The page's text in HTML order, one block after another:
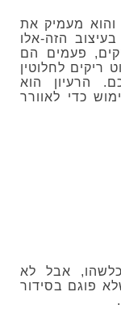
והוא מעמיק את
הזה-אלו
פעמים הם
ריקים לחלוטין
הרעיון הוא
כדי לאוורר
אבל לא
פוגם בסידור